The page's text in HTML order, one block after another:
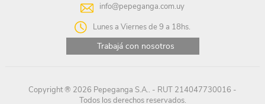
info@pepeganga.com.uy
Lunes a Viernes de 9 a 18hs.
Trabajá con nosotros
Copyright ® 2026 Pepeganga S.A.. - RUT 214047730016 -
Todos los derechos reservados.